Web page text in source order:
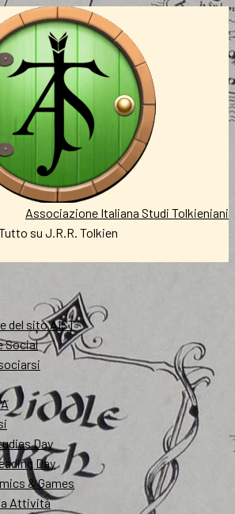
Associazione Italiana Studi Tolkieniani
su J.R.R. Tolkien
del sito AIST
Social
Day
Day
& Games
Attività